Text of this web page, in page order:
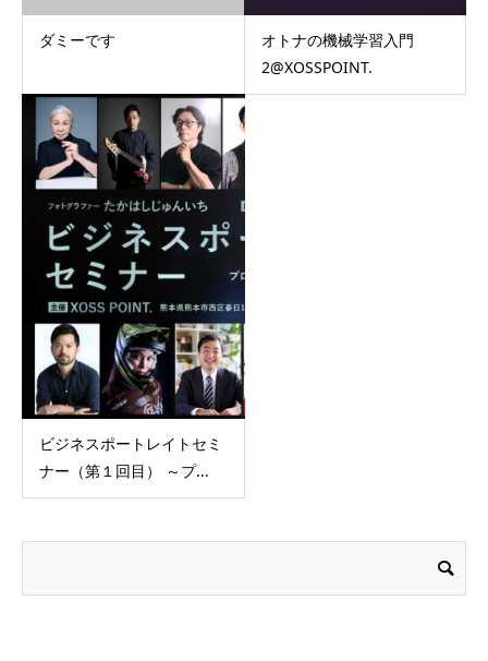
ダミーです
オトナの機械学習入門
2@XOSSPOINT.
ビジネスポートレイトセミ
ナー（第１回目） ～プ...